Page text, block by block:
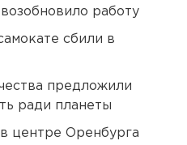
работу
сбили в
предложили
ради планеты
центре Оренбурга